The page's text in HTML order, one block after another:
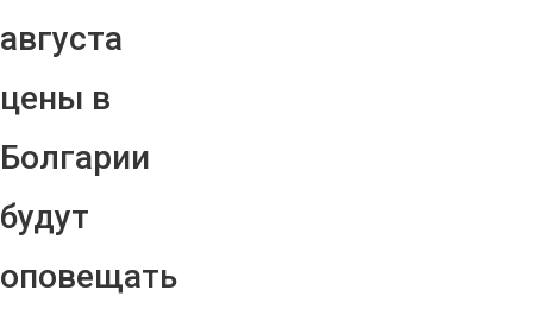
августа
цены в
Болгарии
будут
оповещать